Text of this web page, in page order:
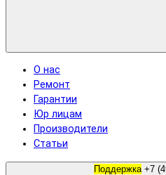
О нас
Ремонт
Гарантии
Юр лицам
Производители
Статьи
Поддержка